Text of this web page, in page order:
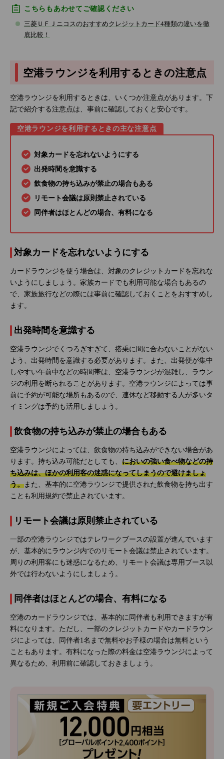
こちらもあわせてご確認ください
三菱ＵＦＪニコスのおすすめクレジットカード4種類の違いを徹
底比較！
空港ラウンジを利用するときの注意点
空港ラウンジを利用するときは、いくつか注意点があります。下
記で紹介する注意点は、事前に確認しておくと安心です。
空港ラウンジを利用するときの主な注意点
対象カードを忘れないようにする
出発時間を意識する
飲食物の持ち込みが禁止の場合もある
リモート会議は原則禁止されている
同伴者はほとんどの場合、有料になる
対象カードを忘れないようにする
カードラウンジを使う場合は、対象のクレジットカードを忘れな
いようにしましょう。家族カードでも利用可能な場合もあるの
で、家族旅行などの際には事前に確認しておくことをおすすめし
ます。
出発時間を意識する
空港ラウンジでくつろぎすぎて、搭乗に間に合わないことがない
よう、出発時間を意識する必要があります。また、出発便が集中
しやすい午前中などの時間帯は、空港ラウンジが混雑し、ラウン
ジの利用を断られることがあります。空港ラウンジによっては事
前に予約が可能な場所もあるので、連休など移動する人が多いタ
イミングは予約も活用しましょう。
飲食物の持ち込みが禁止の場合もある
空港ラウンジによっては、飲食物の持ち込みができない場合があ
ります。持ち込み可能だとしても、 においの強い食べ物などの持
ち込みは、ほかの利用客の迷惑になってしまうので避けましょ
う。 また、基本的に空港ラウンジで提供された飲食物を持ち出す
ことも利用規約で禁止されています。
リモート会議は原則禁止されている
一部の空港ラウンジではテレワークブースの設置が進んでいます
が、基本的にラウンジ内でのリモート会議は禁止されています。
周りの利用客にも迷惑になるため、リモート会議は専用ブース以
外では行わないようにしましょう。
同伴者はほとんどの場合、有料になる
空港のカードラウンジでは、基本的に同伴者も利用できますが有
料になります。ただし、一部のクレジットカードやカードラウン
ジによっては、同伴者1名まで無料やお子様の場合は無料という
こともあります。有料になった際の料金は空港ラウンジによって
異なるため、利用前に確認しておきましょう。